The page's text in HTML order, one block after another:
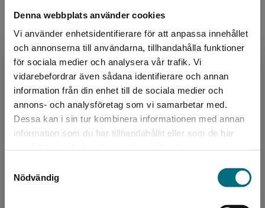
Denna webbplats använder cookies
Vi använder enhetsidentifierare för att anpassa innehållet
och annonserna till användarna, tillhandahålla funktioner
för sociala medier och analysera vår trafik. Vi
vidarebefordrar även sådana identifierare och annan
information från din enhet till de sociala medier och
annons- och analysföretag som vi samarbetar med.
Dessa kan i sin tur kombinera informationen med annan
information som du har tillhandahållit eller som de har
Nödvändig
Begränsad fraktregion
Det verkar som att du besöker
nyponochviljaforlag.se via en enhet utanför
Sverige. För att kunna slutföra ett köp måste
Upphovspersoner
Författare
Michael Dahl är författaren som skrivit mer än